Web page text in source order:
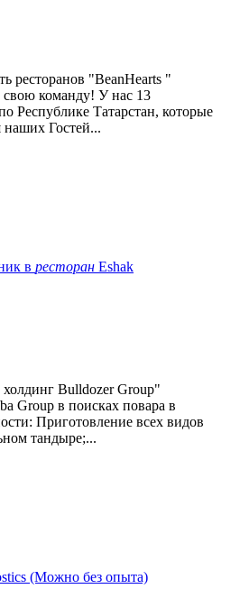
ресторанов "BeanHearts "
команду! У нас 13
Республике Татарстан, которые
наших Гостей...
в ресторан Eshak
холдинг Bulldozer Group"
Group в поисках повара в
Приготовление всех видов
тандыре;...
(Можно без опыта)